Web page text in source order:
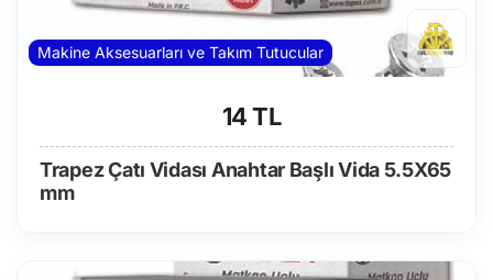
Makine Aksesuarları ve Takım Tutucular
14 TL
Trapez Çatı Vidası Anahtar Başlı Vida 5.5X65
mm